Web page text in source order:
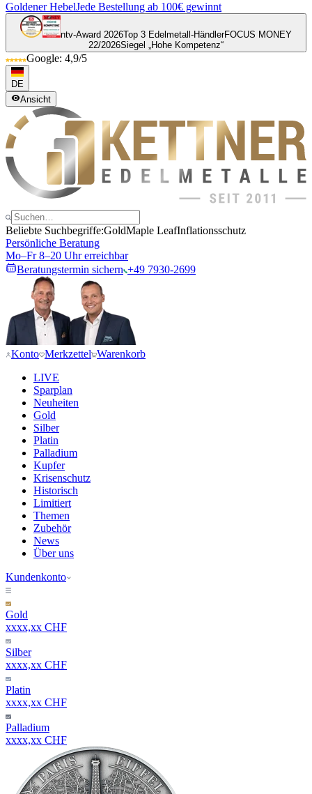
Goldener HebelJede Bestellung ab 100€ gewinnt
ntv-Award 2026Top 3 Edelmetall-HändlerFOCUS MONEY
22/2026Siegel „Hohe Kompetenz“
Google: 4,9/5
DE
Ansicht
Beliebte Suchbegriffe:GoldMaple LeafInflationsschutz
Persönliche Beratung
Mo–Fr 8–20 Uhr erreichbar
Beratungstermin sichern +49 7930-2699
Konto Merkzettel Warenkorb
LIVE
Sparplan
Neuheiten
Gold
Silber
Platin
Palladium
Kupfer
Krisenschutz
Historisch
Limitiert
Themen
Zubehör
News
Über uns
Kundenkonto
Gold
xxxx,xx CHF
Silber
xxxx,xx CHF
Platin
xxxx,xx CHF
Palladium
xxxx,xx CHF